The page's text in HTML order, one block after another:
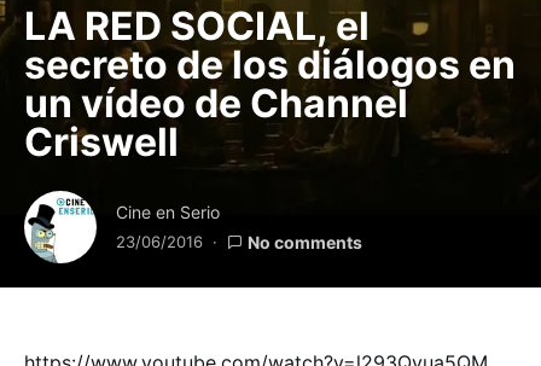
LA RED SOCIAL, el
secreto de los diálogos en
un vídeo de Channel
Criswell
Cine en Serio
23/06/2016 No comments